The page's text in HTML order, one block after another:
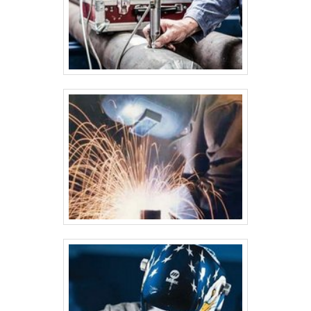
produzidos na caldeiraria muitas vezes operam sob alta pressão e
temperatura, é essencial seguir normas rigorosas de segurança,
como as normas ASME (American Society of Mechanical
Engineers), NR-13 (Norma Regulamentadora Brasileira de
Caldeiras e Vasos de Pressão), entre outras. Essas normas
regulam desde os projetos, fabricação, testes de qualidade até a
operação e manutenção desses equipamentos. A conformidade
com essas normas visa prevenir acidentes e garantir a
durabilidade e o desempenho dos equipamentos. 5. Aplicações
Industriais A caldeiraria industrial tem aplicação em várias
indústrias, entre as principais: Indústria Petroquímica: Produção de
caldeiras, vasos de pressão e reatores. Geração de Energia:
Equipamentos para plantas termelétricas e hidrelétricas. Indústria
Naval: Fabricação de grandes estruturas metálicas e sistemas de
propulsão para embarcações. Indústria Alimentícia: Trocadores de
calor e caldeiras para processos de pasteurização e aquecimento
estruturas metálicas de grande porte. 6. Manutenção A
manutenção de equipamentos de caldeiraria é uma parte crítica da